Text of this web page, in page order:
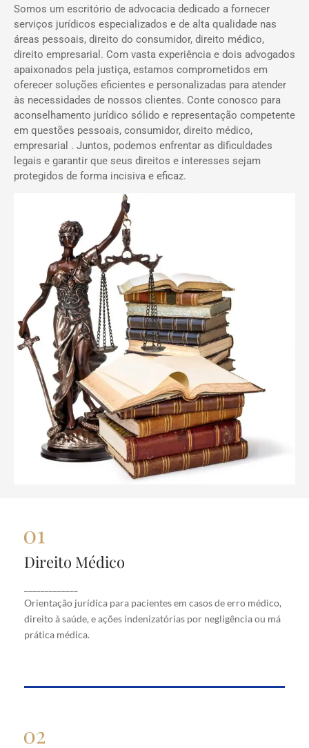
Somos um escritório de advocacia dedicado a fornecer
serviços jurídicos especializados e de alta qualidade nas
áreas pessoais, direito do consumidor, direito médico,
direito empresarial. Com vasta experiência e dois advogados
apaixonados pela justiça, estamos comprometidos em
oferecer soluções eficientes e personalizadas para atender
às necessidades de nossos clientes. Conte conosco para
aconselhamento jurídico sólido e representação competente
em questões pessoais, consumidor, direito médico,
empresarial . Juntos, podemos enfrentar as dificuldades
legais e garantir que seus direitos e interesses sejam
protegidos de forma incisiva e eficaz.
Direito Médico
Orientação jurídica para pacientes em casos de erro médico,
direito à saúde, e ações indenizatórias por negligência ou má
prática médica.
Direito Médico
erro médico, direito à saúde, e ações indenizatórias
por negligência ou má prática médica.